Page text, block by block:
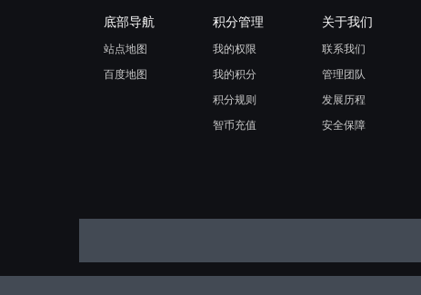
底部导航
站点地图
百度地图
积分管理
我的权限
我的积分
积分规则
智币充值
关于我们
联系我们
管理团队
发展历程
安全保障